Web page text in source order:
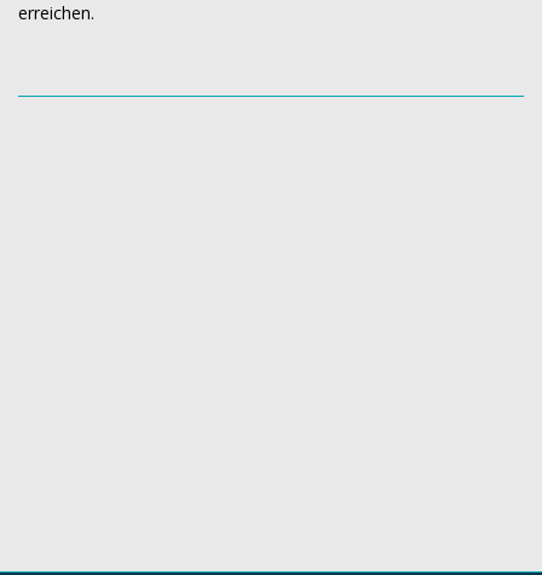
erreichen.